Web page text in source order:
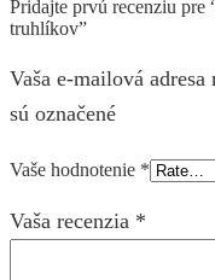
Pridajte prvú recenziu pre
truhlíkov”
Vaša e-mailová
sú označené
Vaše hodnotenie *
Vaša recenzia *